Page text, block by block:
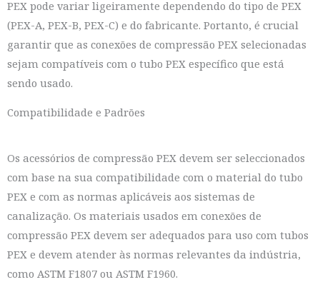
PEX pode variar ligeiramente dependendo do tipo de PEX
(PEX-A, PEX-B, PEX-C) e do fabricante. Portanto, é crucial
garantir que as conexões de compressão PEX selecionadas
sejam compatíveis com o tubo PEX específico que está
sendo usado.
Compatibilidade e Padrões
Os acessórios de compressão PEX devem ser seleccionados
com base na sua compatibilidade com o material do tubo
PEX e com as normas aplicáveis aos sistemas de
canalização. Os materiais usados em conexões de
compressão PEX devem ser adequados para uso com tubos
PEX e devem atender às normas relevantes da indústria,
como ASTM F1807 ou ASTM F1960.